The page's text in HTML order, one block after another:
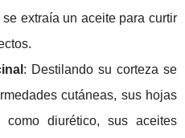
extraía un aceite para curtir
: Destilando su corteza se
cutáneas, sus hojas
diurético, sus aceites